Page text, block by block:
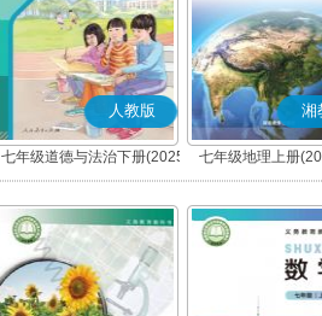
人教版
七年级道德与法治下册(2025
春版)(部编版)
湘
七年级地理上册